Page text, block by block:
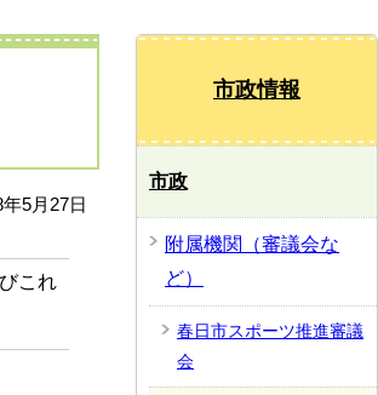
5月27日
これ
市政情報
市政
附属機関（審議会な
ど）
春日市スポーツ推進審議
会